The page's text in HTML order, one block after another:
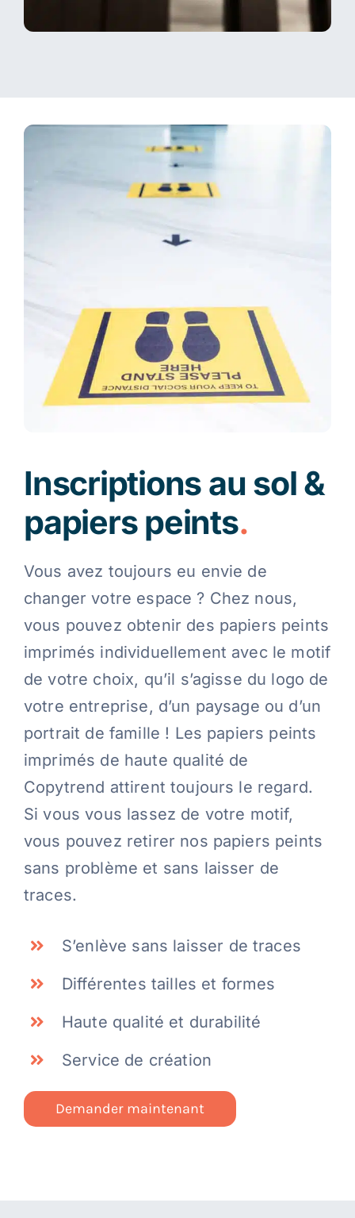
Inscriptions au sol &
papiers peints.
Vous avez toujours eu envie de
changer votre espace ? Chez nous,
vous pouvez obtenir des papiers peints
imprimés individuellement avec le motif
de votre choix, qu’il s’agisse du logo de
votre entreprise, d’un paysage ou d’un
portrait de famille ! Les papiers peints
imprimés de haute qualité de
Copytrend attirent toujours le regard.
Si vous vous lassez de votre motif,
vous pouvez retirer nos papiers peints
sans problème et sans laisser de
traces.
S’enlève sans laisser de traces
Différentes tailles et formes
Haute qualité et durabilité
Service de création
Demander maintenant